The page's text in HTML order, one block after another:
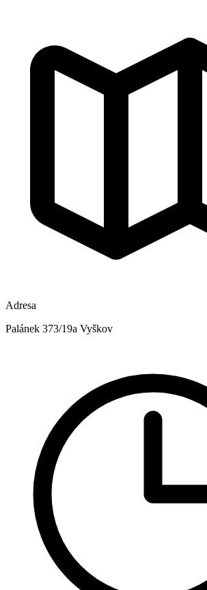
Adresa
Palánek 373/19a Vyškov